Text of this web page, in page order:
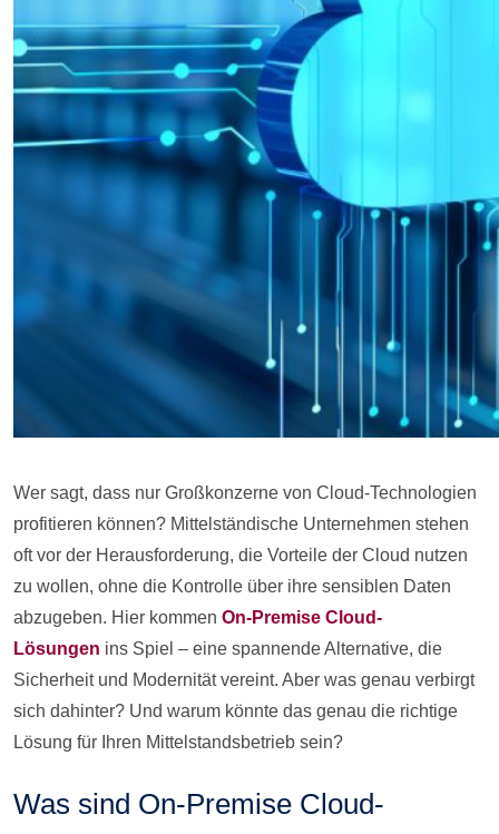
Wer sagt, dass nur Großkonzerne von Cloud-Technologien
profitieren können? Mittelständische Unternehmen stehen
oft vor der Herausforderung, die Vorteile der Cloud nutzen
zu wollen, ohne die Kontrolle über ihre sensiblen Daten
abzugeben. Hier kommen On-Premise Cloud-
Lösungen ins Spiel – eine spannende Alternative, die
Sicherheit und Modernität vereint. Aber was genau verbirgt
sich dahinter? Und warum könnte das genau die richtige
Lösung für Ihren Mittelstandsbetrieb sein?
Was sind On-Premise Cloud-